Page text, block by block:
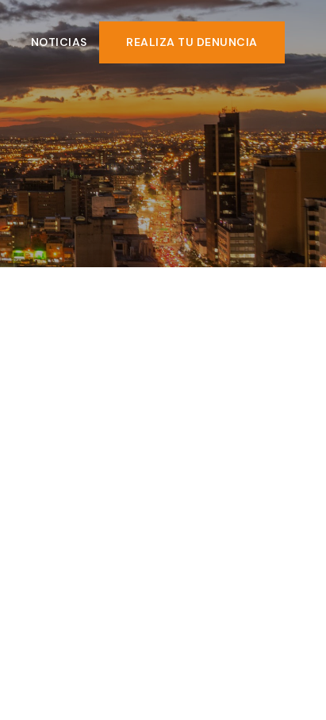
NOTICIAS REALIZA TU DENUNCIA